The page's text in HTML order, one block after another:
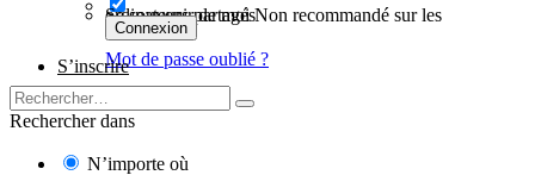
Se souvenir de moi
Non recommandé sur les ordinateurs partagés
Connexion
Mot de passe oublié ?
S’inscrire
Rechercher dans
N’importe où